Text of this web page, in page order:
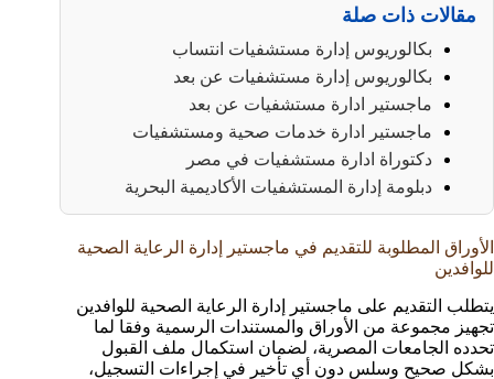
مقالات ذات صلة
بكالوريوس إدارة مستشفيات انتساب
بكالوريوس إدارة مستشفيات عن بعد
ماجستير ادارة مستشفيات عن بعد
ماجستير ادارة خدمات صحية ومستشفيات
دكتوراة ادارة مستشفيات في مصر
دبلومة إدارة المستشفيات الأكاديمية البحرية
الأوراق المطلوبة للتقديم في ماجستير إدارة الرعاية الصحية
للوافدين
يتطلب التقديم على ماجستير إدارة الرعاية الصحية للوافدين
تجهيز مجموعة من الأوراق والمستندات الرسمية وفقا لما
تحدده الجامعات المصرية، لضمان استكمال ملف القبول
بشكل صحيح وسلس دون أي تأخير في إجراءات التسجيل،